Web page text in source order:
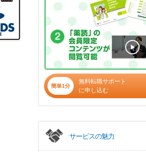
簡単1分
無料転職サポート
に申し込む
サービスの魅力